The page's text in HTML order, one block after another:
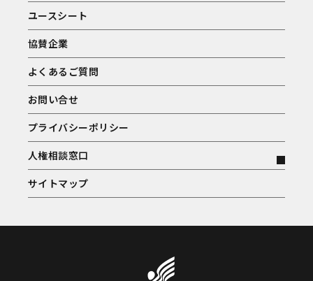
ユースシート
協賛企業
よくあるご質問
お問い合せ
プライバシーポリシー
人権相談窓口
サイトマップ